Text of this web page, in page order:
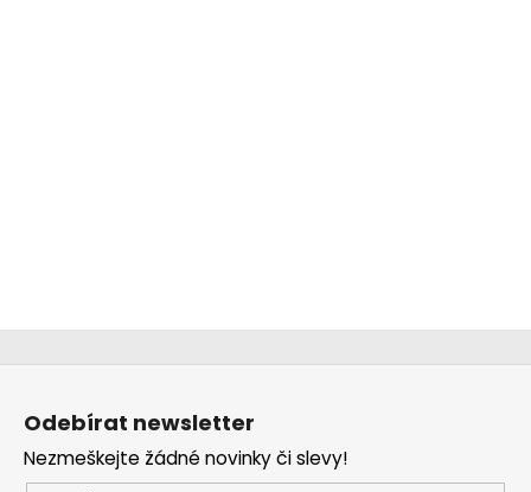
Odebírat newsletter
Nezmeškejte žádné novinky či slevy!